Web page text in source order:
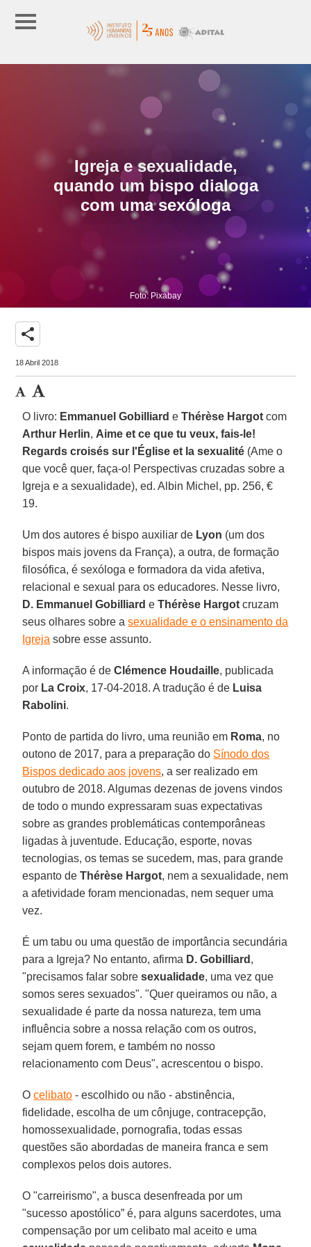
Igreja e sexualidade,
quando um bispo dialoga
com uma sexóloga
Foto: Pixabay
share
18 Abril 2018
O livro: Emmanuel Gobilliard eThérèse Hargot com
Arthur Herlin, Aime et ce que tu veux, fais-le!
Regards croisés sur l'Église et la sexualité (Ame o
que você quer, faça-o! Perspectivas cruzadas sobre a
Igreja e a sexualidade), ed. Albin Michel, pp. 256, €
19.
Um dos autores é bispo auxiliar de Lyon (um dos
bispos mais jovens da França), a outra, de formação
filosófica, é sexóloga e formadora da vida afetiva,
relacional e sexual para os educadores. Nesse livro,
D. Emmanuel Gobilliard eThérèse Hargot cruzam
seus olhares sobre asexualidade e o ensinamento da
Igreja sobre esse assunto.
A informação é deClémence Houdaille, publicada
por La Croix, 17-04-2018. A tradução é de Luisa
Rabolini.
Ponto de partida do livro, uma reunião em Roma, no
outono de 2017, para a preparação do Sínodo dos
Bispos dedicado aos jovens, a ser realizado em
outubro de 2018. Algumas dezenas de jovens vindos
de todo o mundo expressaram suas expectativas
sobre as grandes problemáticas contemporâneas
ligadas à juventude. Educação, esporte, novas
tecnologias, os temas se sucedem, mas, para grande
espanto deThérèse Hargot, nem a sexualidade, nem
a afetividade foram mencionadas, nem sequer uma
vez.
É um tabu ou uma questão de importância secundária
para a Igreja? No entanto, afirma D. Gobilliard ,
"precisamos falar sobresexualidade, uma vez que
somos seres sexuados". "Quer queiramos ou não, a
sexualidade é parte da nossa natureza, tem uma
influência sobre a nossa relação com os outros,
sejam quem forem, e também no nosso
relacionamento com Deus", acrescentou o bispo.
Ocelibato - escolhido ou não - abstinência,
fidelidade, escolha de um cônjuge, contracepção,
homossexualidade, pornografia, todas essas
questões são abordadas de maneira franca e sem
complexos pelos dois autores.
O "carreirismo", a busca desenfreada por um
"sucesso apostólico” é, para alguns sacerdotes, uma
compensação por um celibato mal aceito e uma